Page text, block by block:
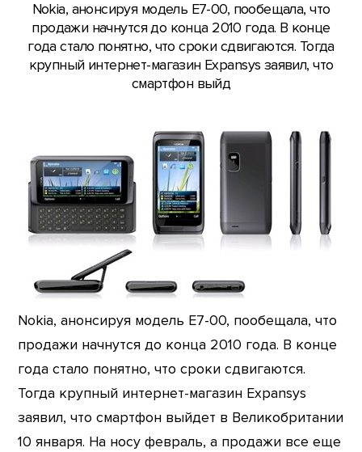
Nokia, анонсируя модель E7-00, пообещала, что
продажи начнутся до конца 2010 года. В конце
года стало понятно, что сроки сдвигаются. Тогда
крупный интернет-магазин Expansys заявил, что
смартфон выйд
Nokia, анонсируя модель E7-00, пообещала, что
продажи начнутся до конца 2010 года. В конце
года стало понятно, что сроки сдвигаются.
Тогда крупный интернет-магазин Expansys
заявил, что смартфон выйдет в Великобритании
10 января. На носу февраль, а продажи все еще